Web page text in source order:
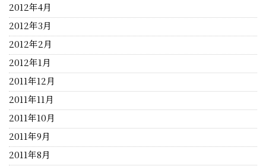
2012年4月
2012年3月
2012年2月
2012年1月
2011年12月
2011年11月
2011年10月
2011年9月
2011年8月